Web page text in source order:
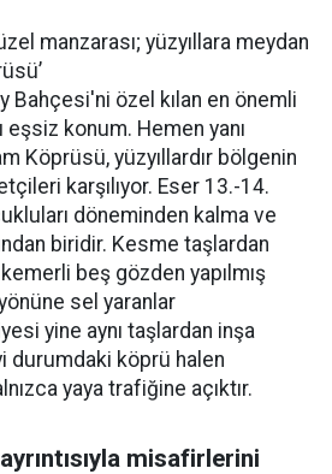
manzarası; yüzyıllara meydan
Bahçesi'ni özel kılan en önemli
konum. Hemen yanı
Köprüsü, yüzyıllardır bölgenin
karşılıyor. Eser 13.-14.
döneminden kalma ve
biridir. Kesme taşlardan
beş gözden yapılmış
sel yaranlar
yine aynı taşlardan inşa
durumdaki köprü halen
yaya trafiğine açıktır.
misafirlerini